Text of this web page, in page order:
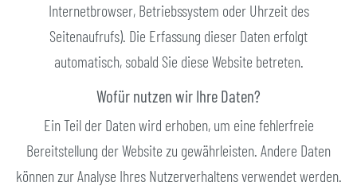
Internetbrowser, Betriebssystem oder Uhrzeit des
Seitenaufrufs). Die Erfassung dieser Daten erfolgt
automatisch, sobald Sie diese Website betreten.
Wofür nutzen wir Ihre Daten?
Ein Teil der Daten wird erhoben, um eine fehlerfreie
Bereitstellung der Website zu gewährleisten. Andere Daten
können zur Analyse Ihres Nutzerverhaltens verwendet werden.